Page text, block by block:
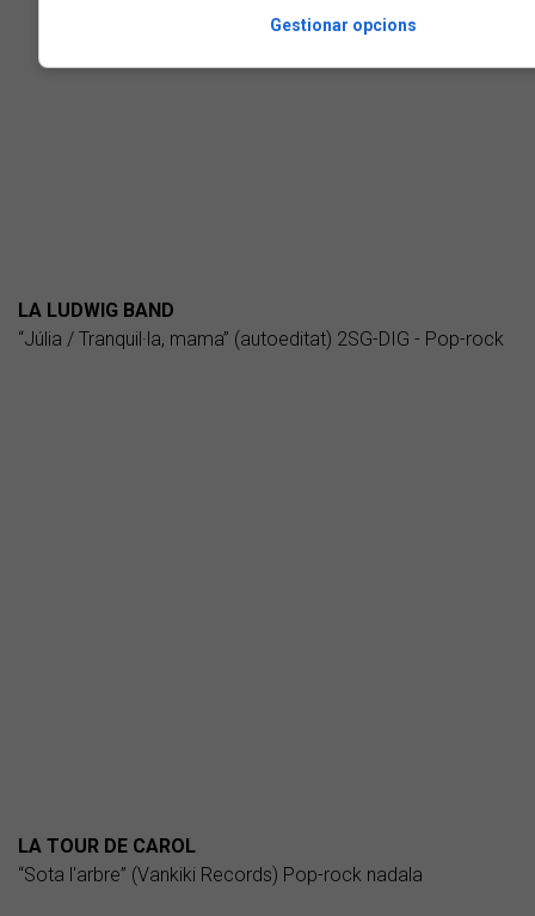
LA LUDWIG BAND
“Júlia / Tranquil·la, mama” (autoeditat) 2SG-DIG - Pop-rock
LA TOUR DE CAROL
“Sota l'arbre” (Vankiki Records) Pop-rock nadala
Gestionar opcions